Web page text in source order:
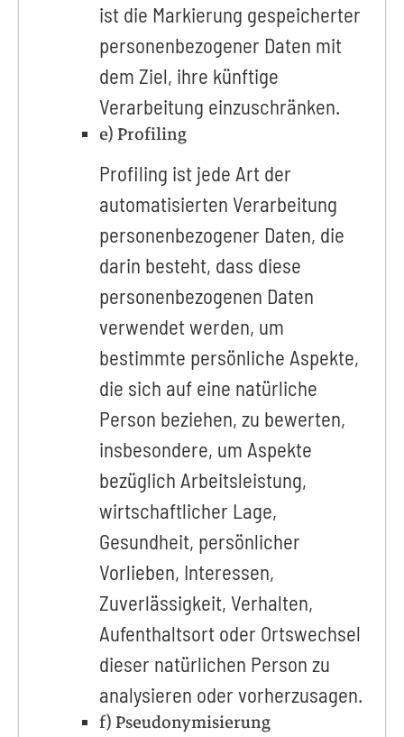
ist die Markierung gespeicherter
personenbezogener Daten mit
dem Ziel, ihre künftige
Verarbeitung einzuschränken.
e) Profiling
Profiling ist jede Art der
automatisierten Verarbeitung
personenbezogener Daten, die
darin besteht, dass diese
personenbezogenen Daten
verwendet werden, um
bestimmte persönliche Aspekte,
die sich auf eine natürliche
Person beziehen, zu bewerten,
insbesondere, um Aspekte
bezüglich Arbeitsleistung,
wirtschaftlicher Lage,
Gesundheit, persönlicher
Vorlieben, Interessen,
Zuverlässigkeit, Verhalten,
Aufenthaltsort oder Ortswechsel
dieser natürlichen Person zu
analysieren oder vorherzusagen.
f) Pseudonymisierung